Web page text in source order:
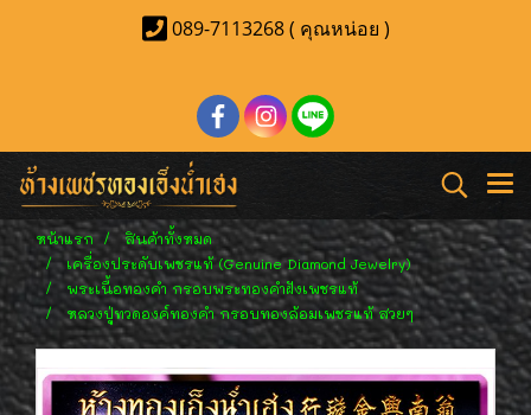
089-7113268 ( คุณหน่อย )
หน้าแรก
สินค้าทั้งหมด
เครื่องประดับเพชรแท้ (Genuine Diamond Jewelry)
พระเนื้อทองคำ กรอบพระทองคำฝังเพชรแท้
หลวงปู่ทวดองค์ทองคำ กรอบทองล้อมเพชรแท้ สวยๆ